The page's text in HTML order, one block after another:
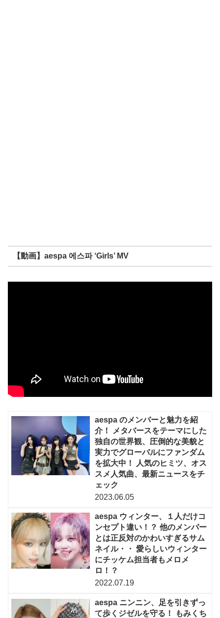
【動画】aespa 에스파 ‘Girls’ MV
aespa のメンバーと魅力を紹
介！ メタバースをテーマにした
独自の世界観、圧倒的な美貌と
実力でグローバルにファンダム
を拡大中！ 人気のヒミツ、オス
スメ人気曲、最新ニュースをチ
ェック
2023.06.05
aespa ウィンター、１人だけコ
ンセプト違い！？ 他のメンバー
とは正反対のかわいすぎるサム
ネイル・・ 愛らしいウィンター
にチッケム担当者もメロメ
ロ！？
2022.07.19
aespa ニンニン、足を引きずっ
て歩くジゼルを守る！ もみくち